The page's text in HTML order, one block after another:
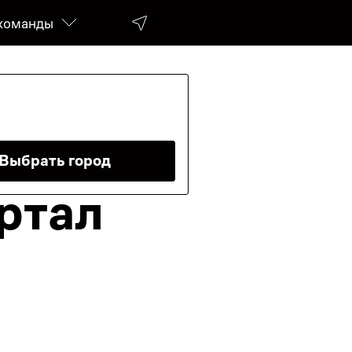
Выбрать город